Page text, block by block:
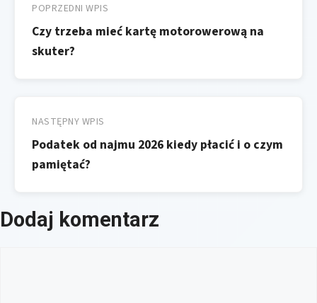
wpisu
POPRZEDNI WPIS
Czy trzeba mieć kartę motorowerową na
skuter?
NASTĘPNY WPIS
Podatek od najmu 2026 kiedy płacić i o czym
pamiętać?
Dodaj komentarz